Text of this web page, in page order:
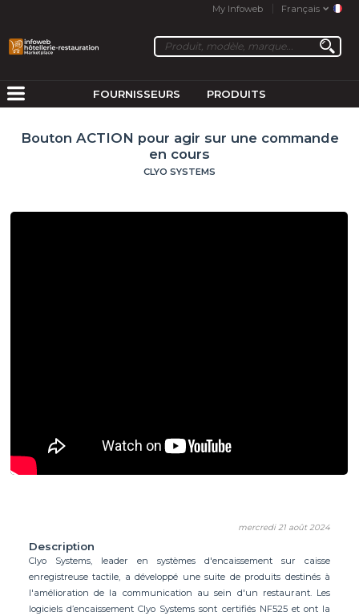
My Infoweb Français
FOURNISSEURS PRODUITS
Bouton ACTION pour agir sur une commande
en cours
CLYO SYSTEMS
mercredi 21 août 2024
Description
Clyo Systems, leader en systèmes d'encaissement sur caisse
enregistreuse tactile, a développé une suite de produits destinés à
l'amélioration de la communication au sein d'un restaurant. Les
logiciels d’encaissement Clyo Systems sont certifiés NF525 et ont la